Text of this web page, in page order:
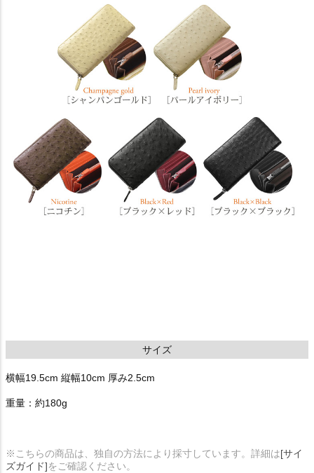
サイズ
横幅19.5cm 縦幅10cm 厚み2.5cm
重量：約180g
※こちらの商品は、独自の方法により採寸しています。詳細は[サイ
ズガイド]をご確認ください。